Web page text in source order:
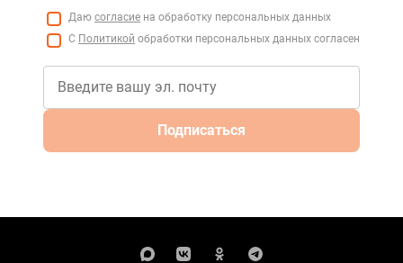
Даю согласие на обработку персональных данных
С Политикой обработки персональных данных согласен
Подписаться